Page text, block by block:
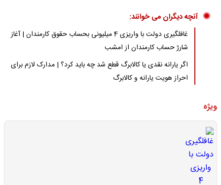
آنچه دیگران می خوانند:
غافلگیری دولت با واریزی 4 میلیونی بحساب حقوق کارمندان | آغاز
شارژ حساب کارمندان از امشب
اگر یارانه نقدی یا کالابرگ قطع شد چه باید کرد؟ | مدارک لازم برای
احراز هویت یارانه و کالابرگ
ویژه